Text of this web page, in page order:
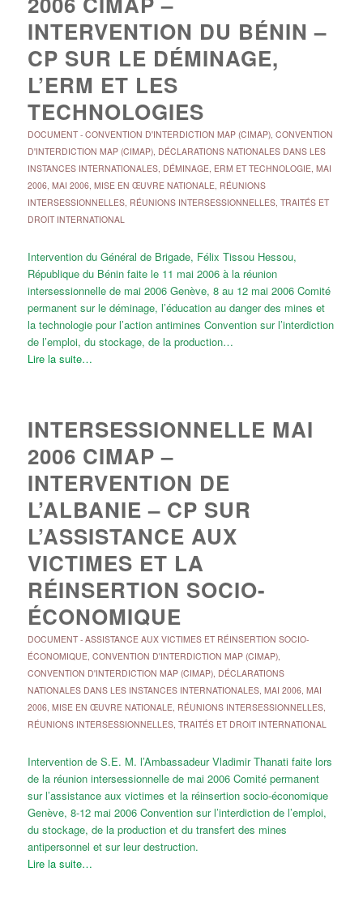
INTERVENTION DU BÉNIN –
CP SUR LE DÉMINAGE,
L’ERM ET LES
TECHNOLOGIES
DOCUMENT- CONVENTION D'INTERDICTION MAP (CIMAP), CONVENTION
D'INTERDICTION MAP (CIMAP), DÉCLARATIONS NATIONALES DANS LES
INSTANCES INTERNATIONALES, DÉMINAGE, ERM ET TECHNOLOGIE, MAI
2006, MAI 2006, MISE EN ŒUVRE NATIONALE, RÉUNIONS
INTERSESSIONNELLES, RÉUNIONS INTERSESSIONNELLES, TRAITÉS ET
DROIT INTERNATIONAL
Intervention du Général de Brigade, Félix Tissou Hessou,
République du Bénin faite le 11 mai 2006 à la réunion
intersessionnelle de mai 2006 Genève, 8 au 12 mai 2006 Comité
permanent sur le déminage, l’éducation au danger des mines et
la technologie pour l’action antimines Convention sur l’interdiction
de l’emploi, du stockage, de la production…
Lire la suite…
INTERSESSIONNELLE MAI
2006 CIMAP –
INTERVENTION DE
L’ALBANIE – CP SUR
L’ASSISTANCE AUX
VICTIMES ET LA
RÉINSERTION SOCIO-
ÉCONOMIQUE
DOCUMENT- ASSISTANCE AUX VICTIMES ET RÉINSERTION SOCIO-
ÉCONOMIQUE, CONVENTION D'INTERDICTION MAP (CIMAP),
CONVENTION D'INTERDICTION MAP (CIMAP), DÉCLARATIONS
NATIONALES DANS LES INSTANCES INTERNATIONALES, MAI 2006, MAI
2006, MISE EN ŒUVRE NATIONALE, RÉUNIONS INTERSESSIONNELLES,
RÉUNIONS INTERSESSIONNELLES, TRAITÉS ET DROIT INTERNATIONAL
Intervention de S.E. M. l’Ambassadeur Vladimir Thanati faite lors
de la réunion intersessionnelle de mai 2006 Comité permanent
sur l’assistance aux victimes et la réinsertion socio-économique
Genève, 8-12 mai 2006 Convention sur l’interdiction de l’emploi,
du stockage, de la production et du transfert des mines
antipersonnel et sur leur destruction.
Lire la suite…